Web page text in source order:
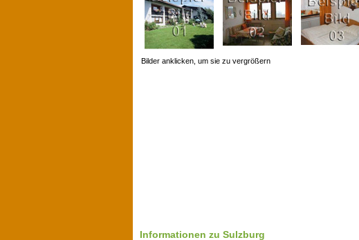
Bilder anklicken, um sie zu vergrößern
Informationen zu Sulzburg